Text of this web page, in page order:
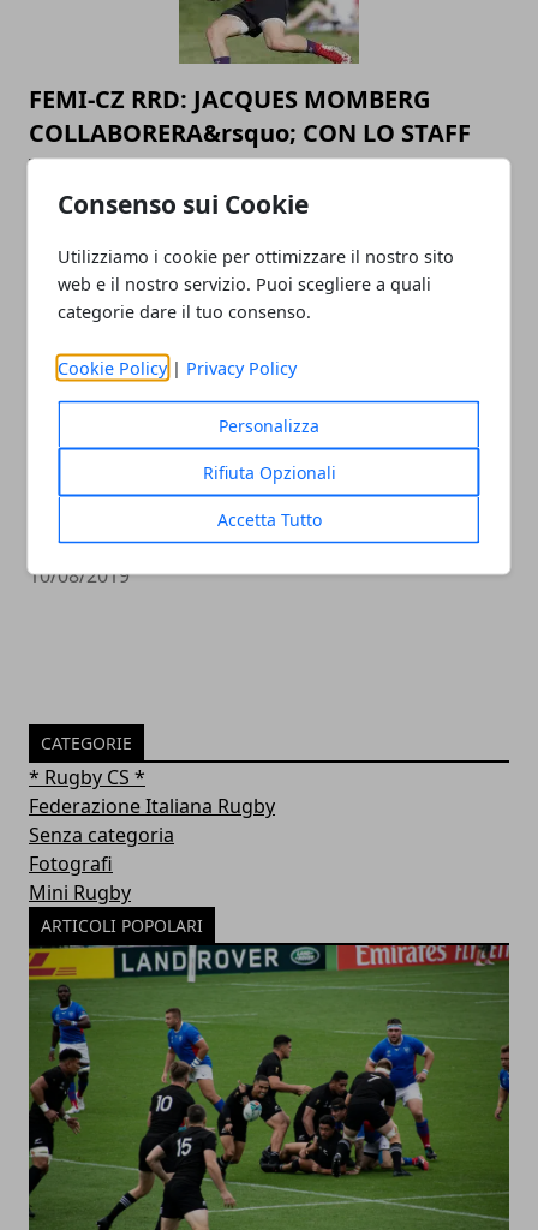
Consenso sui Cookie
Utilizziamo i cookie per ottimizzare il nostro sito
web e il nostro servizio. Puoi scegliere a quali
categorie dare il tuo consenso.
Cookie Policy | Privacy Policy
Personalizza
Rifiuta Opzionali
Accetta Tutto
FEMI-CZ RRD: JACQUES MOMBERG
COLLABORERA&rsquo; CON LO STAFF
TECNICO DELLA FTGI RUGBY POLESINE
UNDER 18
FEMI-CZ RRD: COMUNICATO RUGBY
FEMMINILE
10/08/2019
CATEGORIE
* Rugby CS *
Federazione Italiana Rugby
Senza categoria
Fotografi
Mini Rugby
ARTICOLI POPOLARI